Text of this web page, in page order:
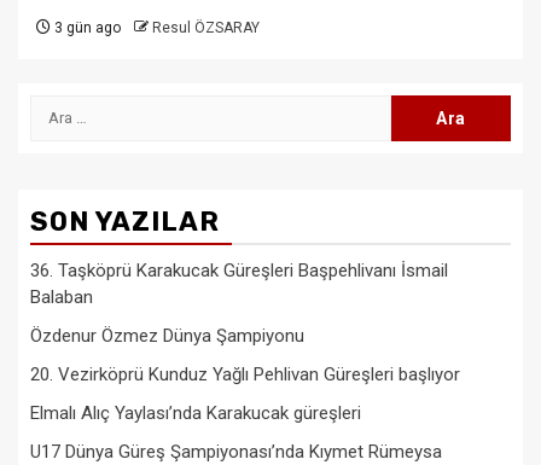
3 gün ago Resul ÖZSARAY
Arama:
SON YAZILAR
36. Taşköprü Karakucak Güreşleri Başpehlivanı İsmail
Balaban
Özdenur Özmez Dünya Şampiyonu
20. Vezirköprü Kunduz Yağlı Pehlivan Güreşleri başlıyor
Elmalı Alıç Yaylası’nda Karakucak güreşleri
U17 Dünya Güreş Şampiyonası’nda Kıymet Rümeysa